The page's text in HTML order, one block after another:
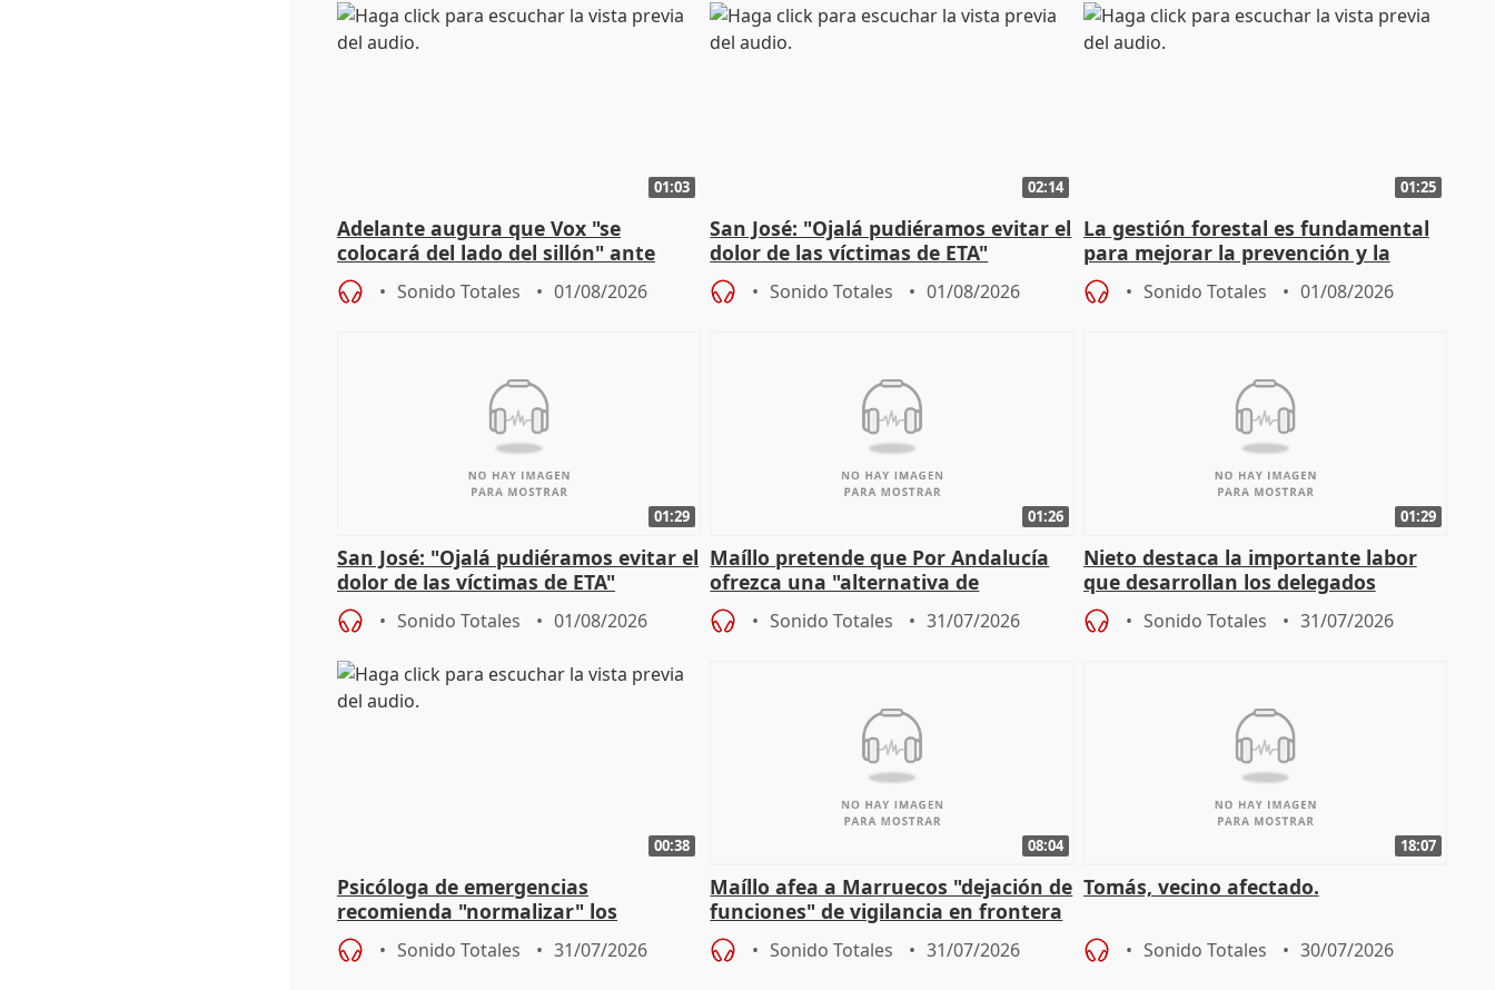
01:03
Adelante augura que Vox "se
colocará del lado del sillón" ante
iniciativas de la oposición
Sonido Totales 01/08/2026
02:14
San José: "Ojalá pudiéramos evitar el
dolor de las víctimas de ETA"
Sonido Totales 01/08/2026
01:25
La gestión forestal es fundamental
para mejorar la prevención y la
actuación frente a incendios
Sonido Totales 01/08/2026
01:29
San José: "Ojalá pudiéramos evitar el
dolor de las víctimas de ETA"
Sonido Totales 01/08/2026
01:26
Maíllo pretende que Por Andalucía
ofrezca una "alternativa de
gobierno" con su labor de oposición
Sonido Totales 31/07/2026
01:29
Nieto destaca la importante labor
que desarrollan los delegados
territoriales de la Junta
Sonido Totales 31/07/2026
00:38
Psicóloga de emergencias
recomienda "normalizar" los
síntomas tras sufrir un incendio
Sonido Totales 31/07/2026
08:04
Maíllo afea a Marruecos "dejación de
funciones" de vigilancia en frontera
con Ceuta
Sonido Totales 31/07/2026
18:07
Tomás, vecino afectado.
Sonido Totales 30/07/2026